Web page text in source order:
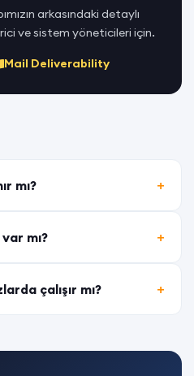
arkasındaki detaylı
ve sistem yöneticileri için.
Mail Deliverability
mı?
mı?
çalışır mı?